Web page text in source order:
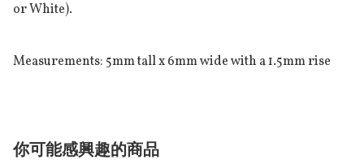
or White).
Measurements: 5mm tall x 6mm wide with a 1.5mm rise
你可能感興趣的商品